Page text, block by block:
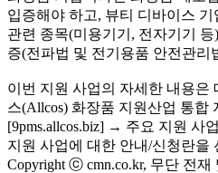
입증해야 하고, 뷰티 디바이스
관련 종목(미용기기, 전자기기
증(전파법 및 전기용품 안전관리
이번 지원 사업의 자세한 내용은
스(Allcos) 화장품 지원산업 통합
[9pms.allcos.biz] → 주요 지원 사
지원 사업에 대한 안내/신청란을
Copyright ⓒ cmn.co.kr, 무단 전재